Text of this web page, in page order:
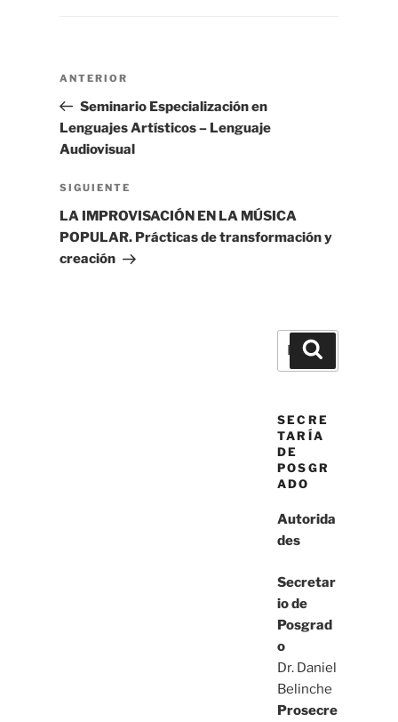
entradas
Entrada
anterior
ANTERIOR
Seminario Especialización en
Lenguajes Artísticos – Lenguaje
Audiovisual
Siguiente
entrada
SIGUIENTE
LA IMPROVISACIÓN EN LA MÚSICA
POPULAR. Prácticas de transformación y
creación
Buscar
SECRE
TARÍA
DE
POSGR
ADO
Autorida
des
Secretar
io de
Posgrad
o
Dr. Daniel
Belinche
Prosecre